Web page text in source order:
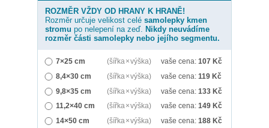
ROZMĚR VŽDY OD HRANY K HRANĚ!
Rozměr určuje velikost celé samolepky kmen
stromu po nelepení na zeď. Nikdy neuvádíme
rozměr části samolepky nebo jejího segmentu.
7×25 cm (šířka × výška) vaše cena: 107 Kč
8,4×30 cm
(šířka × výška) vaše cena: 119 Kč
9,8×35 cm
(šířka × výška) vaše cena: 133 Kč
11,2×40 cm
(šířka × výška) vaše cena: 149 Kč
14×50 cm
(šířka × výška) vaše cena: 188 Kč